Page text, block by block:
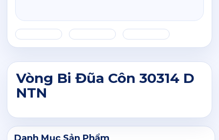
Vòng Bi Đũa Côn 30314 D
NTN